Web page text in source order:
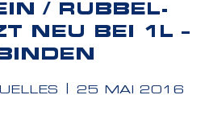
/ RUBBEL-
NEU BEI 1L –
25 MAI 2016